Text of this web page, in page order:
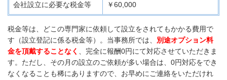
会社設立に必要な税金等 ￥60,000
税金等は、どこの専門家に依頼して設立をされてもかかる費用で
す（設立登記に係る税金等）。当事務所では、 別途オプション料
金を頂戴することなく
、完全に報酬0円にて対応させていただきま
す。 ただし、その月の設立のご依頼が多い場合は、0円対応をでき
なくなることも稀にありますので、お早めにご連絡をいただけれ